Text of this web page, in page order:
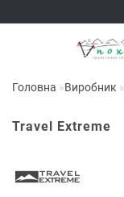
Головна Виробник
Travel Extreme